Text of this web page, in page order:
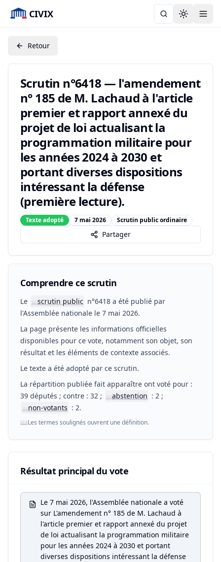
CIVIX Toggle
Retour
Scrutin n°6418 — l'amendement
n° 185 de M. Lachaud à l'article
premier et rapport annexé du
projet de loi actualisant la
programmation militaire pour
les années 2024 à 2030 et
portant diverses dispositions
intéressant la défense
(première lecture).
Texte adopté 7 mai 2026 Scrutin public ordinaire
Partager
Comprendre ce scrutin
Le 📖scrutin public n°6418 a été publié par
l'Assemblée nationale le 7 mai 2026.
La page présente les informations officielles
disponibles pour ce vote, notamment son objet, son
résultat et les éléments de contexte associés.
Le texte a été adopté par ce scrutin.
La répartition publiée fait apparaître ont voté pour :
39 députés ; contre : 32 ;
📖abstention : 2 ;
📖non-votants : 2.
📖Les termes soulignés ouvrent une définition.
Résultat principal du vote
Le 7 mai 2026, l'Assemblée nationale a voté
sur L'amendement n° 185 de M. Lachaud à
l'article premier et rapport annexé du projet
de loi actualisant la programmation militaire
pour les années 2024 à 2030 et portant
diverses dispositions intéressant la défense